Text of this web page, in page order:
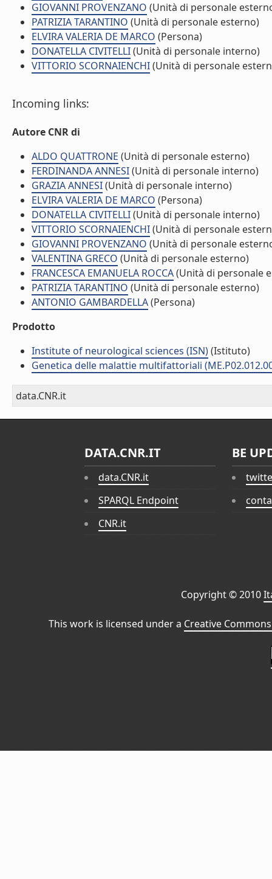
GIOVANNI PROVENZANO (Unità di personale
PATRIZIA TARANTINO (Unità di personale esterno)
ELVIRA VALERIA DE MARCO (Persona)
DONATELLA CIVITELLI(Unità di personale interno)
VITTORIO SCORNAIENCHI(Unità di personale
Incoming links:
Autore CNR di
ALDO QUATTRONE (Unità di personale esterno)
FERDINANDA ANNESI(Unità di personale interno)
GRAZIA ANNESI(Unità di personale interno)
ELVIRA VALERIA DE MARCO (Persona)
DONATELLA CIVITELLI(Unità di personale interno)
VITTORIO SCORNAIENCHI(Unità di personale
GIOVANNI PROVENZANO (Unità di personale
VALENTINA GRECO (Unità di personale esterno)
FRANCESCA EMANUELA ROCCA(Unità di personale
PATRIZIA TARANTINO (Unità di personale esterno)
ANTONIO GAMBARDELLA(Persona)
Prodotto
Institute of neurological sciences (ISN)(Istituto)
Genetica delle malattie multifattoriali
data.CNR.it
DATA.CNR.IT
data.CNR.it
SPARQL Endpoint
CNR.it
BE
Copyright © 2010
This work is licensed under a Creative